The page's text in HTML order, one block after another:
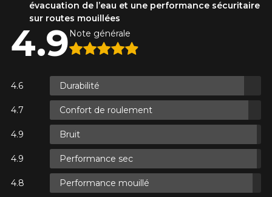
évacuation de l’eau et une performance sécuritaire
sur routes mouillées
4.9 Note générale
Durabilité
Confort de roulement
Bruit
Performance sec
Performance mouillé